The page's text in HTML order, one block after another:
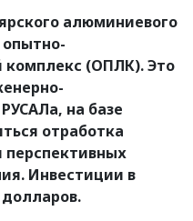
алюминиевого
опытно-
(ОПЛК). Это
на базе
отработка
перспективных
Инвестиции в